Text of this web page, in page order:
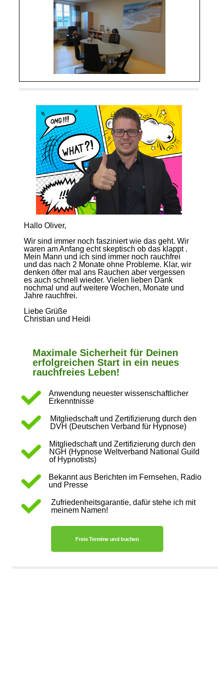
Hallo Oliver,
Wir sind immer noch fasziniert wie das geht. Wir
waren am Anfang echt skeptisch ob das klappt .
Mein Mann und ich sind immer noch rauchfrei
und das nach 2 Monate ohne Probleme. Klar, wir
denken öfter mal ans Rauchen aber vergessen
es auch schnell wieder. Vielen lieben Dank
nochmal und auf weitere Wochen, Monate und
Jahre rauchfrei.
Liebe Grüße
Christian und Heidi
Maximale Sicherheit für Deinen
erfolgreichen Start in ein neues
rauchfreies Leben!
Anwendung neuester wissenschaftlicher
Erkenntnisse
Mitgliedschaft und Zertifizierung durch den
DVH (Deutschen Verband für Hypnose)
Mitgliedschaft und Zertifizierung durch den
NGH (Hypnose Weltverband National Guild
of Hypnotists)
Bekannt aus Berichten im Fernsehen, Radio
und Presse
Zufriedenheitsgarantie, dafür stehe ich mit
meinem Namen!
Freie Termine und buchen